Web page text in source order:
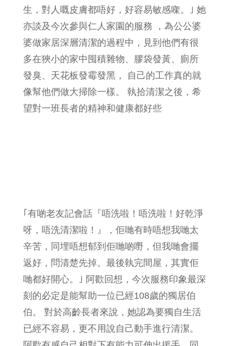
生，對人嘅皮膚都唔好，好容易敏感㗎。｣ 她
亦談及今次參與仁人家園的服務 ，為公公婆
婆做家居深層清潔的過程中，見到他們有很
多在狹小的家中囤積雜物、膠袋發黃、廁所
發臭、天花板發霉發黑， 自己的工作真的就
像幫他們做大掃除一樣。 執拾清潔之後，希
望對一班長者的精神和健康都好些
｢有啲老友記會話『唔洗啦！唔洗啦！好乾淨
呀，唔洗清潔啦！』，佢哋有時唔想我哋太
辛苦，同埋唔想郁到佢哋啲嘢，但我哋會擺
返好，問清楚先掉。最後執完間屋，其實佢
哋都好開心。｣ 阿歡回想，今次服務印象最深
刻的必定是能幫助一位已經108歲的獨居伯
伯。 對於高齡長者來說，她認為要獨自生活
已經不容易，更不用說自己動手進行清潔。